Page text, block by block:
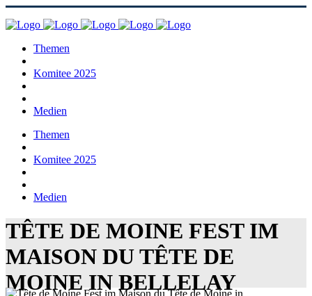
Themen
Komitee 2025
Medien
Themen
Komitee 2025
Medien
TÊTE DE MOINE FEST IM
MAISON DU TÊTE DE
MOINE IN BELLELAY